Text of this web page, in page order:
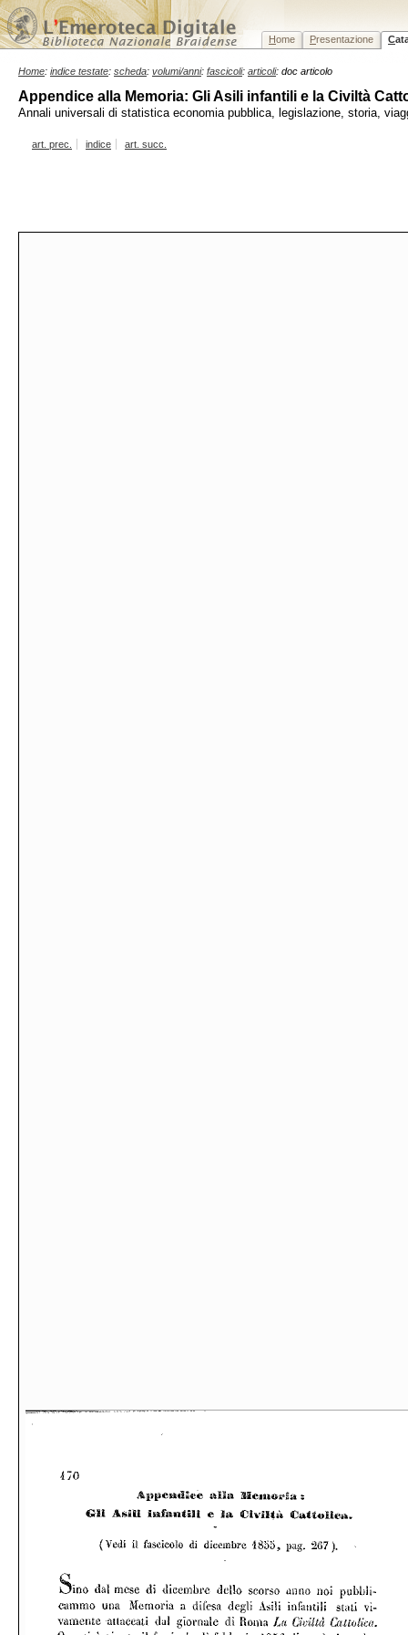
Home Presentazione C
Home: indice testate: scheda: volumi/anni: fascicoli: articoli: doc articolo
Appendice alla Memoria: Gli Asili infantili e la Civiltà
Annali universali di statistica economia pubblica, legislazione, storia,
art. prec. indice art. succ.